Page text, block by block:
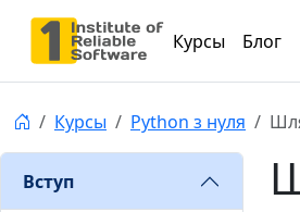
Курсы Блог
Курсы Python з нуля
Вступ